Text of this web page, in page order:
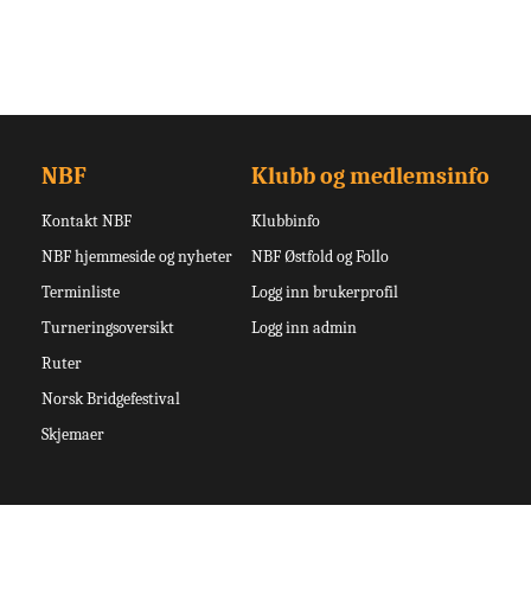
NBF
Kontakt NBF
NBF hjemmeside og nyheter
Terminliste
Turneringsoversikt
Ruter
Norsk Bridgefestival
Skjemaer
Klubb og medlemsinfo
Klubbinfo
NBF Østfold og Follo
Logg inn brukerprofil
Logg inn admin